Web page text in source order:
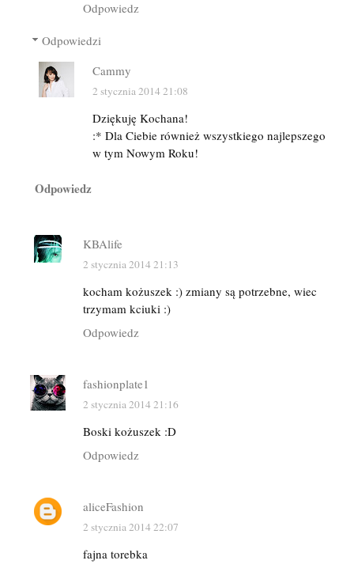
Odpowiedz
Odpowiedzi
Cammy
2 stycznia 2014 21:08
Dziękuję Kochana!
:* Dla Ciebie również wszystkiego najlepszego
w tym Nowym Roku!
Odpowiedz
KBAlife
2 stycznia 2014 21:13
kocham kożuszek :) zmiany są potrzebne, wiec
trzymam kciuki :)
Odpowiedz
fashionplate1
2 stycznia 2014 21:16
Boski kożuszek :D
Odpowiedz
aliceFashion
2 stycznia 2014 22:07
fajna torebka